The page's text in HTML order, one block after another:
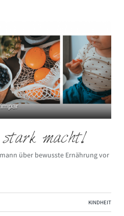
macht!
über bewusste Ernährung vor
KINDHEIT